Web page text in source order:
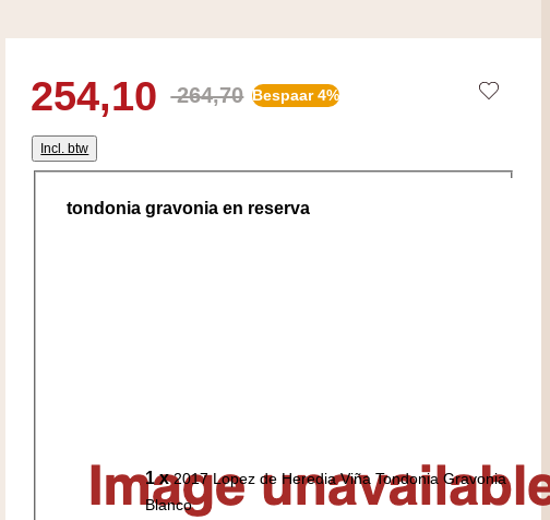
254,10 264,70 Bespaar 4%
Incl. btw
tondonia gravonia en reserva
1 x2017 Lopez de Heredia Viña Tondonia Gravonia
Blanco